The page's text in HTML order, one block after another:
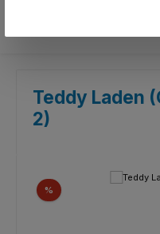
Teddy Laden
2)
Salta la galleria di immagini
% Sconto